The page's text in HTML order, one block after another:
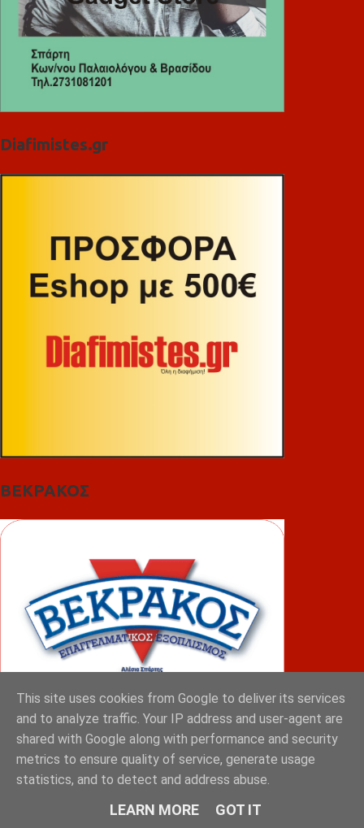
Diafimistes.gr
ΒΕΚΡΑΚΟΣ
ΦΟΥΝΤΑΣ
This site uses cookies from Google to deliver its services
and to analyze traffic. Your IP address and user-agent are
shared with Google along with performance and security
metrics to ensure quality of service, generate usage
statistics, and to detect and address abuse.
LEARN MORE GOT IT